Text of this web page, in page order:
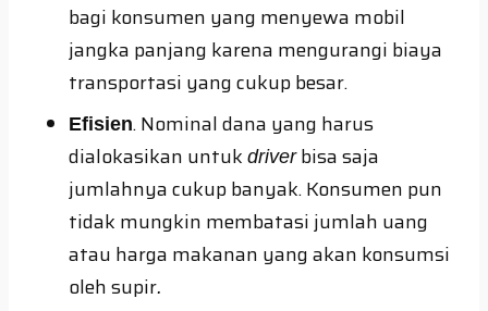
bagi konsumen yang menyewa mobil
jangka panjang karena mengurangi biaya
transportasi yang cukup besar.
Efisien. Nominal dana yang harus
dialokasikan untuk driverbisa saja
jumlahnya cukup banyak. Konsumen pun
tidak mungkin membatasi jumlah uang
atau harga makanan yang akan konsumsi
oleh supir.